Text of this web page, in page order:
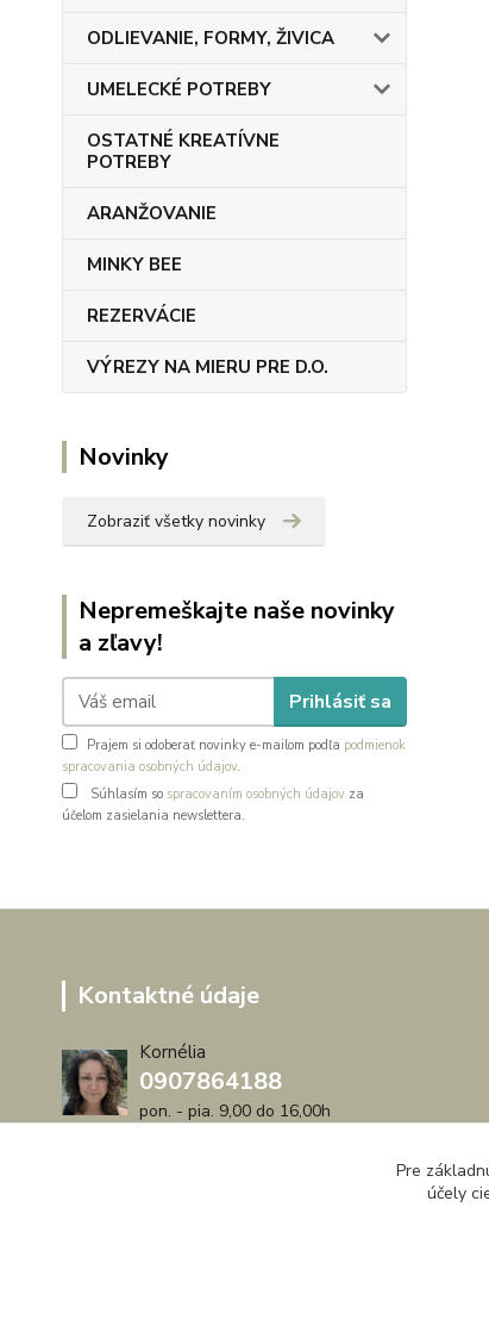
ODLIEVANIE, FORMY, ŽIVICA
UMELECKÉ POTREBY
OSTATNÉ KREATÍVNE
POTREBY
ARANŽOVANIE
MINKY BEE
REZERVÁCIE
VÝREZY NA MIERU PRE D.O.
Novinky
Zobraziť všetky novinky
Nepremeškajte naše novinky
a zľavy!
Prihlásiť sa
Prajem si odoberať novinky e-mailom podľa podmienok
spracovania osobných údajov.
Súhlasím so spracovaním osobných údajov za
účelom zasielania newslettera.
Kontaktné údaje
Kornélia
0907864188
pon. - pia. 9,00 do 16,00h
Pre
účely